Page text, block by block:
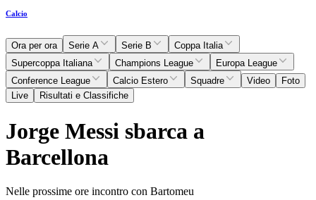
Calcio
Ora per ora Serie A Serie B
Coppa Italia
Supercoppa Italiana
Champions League
Europa League
Conference League
Calcio Estero Squadre Video
Foto
Live
Risultati e Classifiche
Jorge Messi sbarca a
Barcellona
Nelle prossime ore incontro con Bartomeu